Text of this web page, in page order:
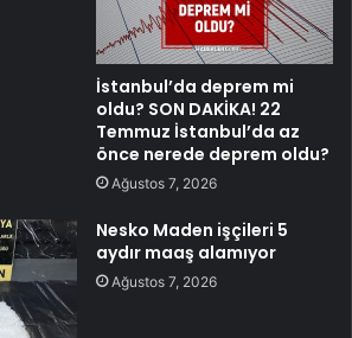
İstanbul’da deprem mi
oldu? SON DAKİKA! 22
Temmuz İstanbul’da az
önce nerede deprem oldu?
Ağustos 7, 2026
Nesko Maden işçileri 5
aydır maaş alamıyor
Ağustos 7, 2026